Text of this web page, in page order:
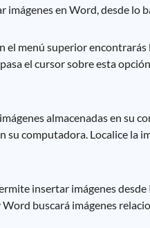
en Word, desde lo
el menú superior
el cursor sobre esta
almacenadas en su
computadora. Localice la
insertar imágenes
buscará imágenes